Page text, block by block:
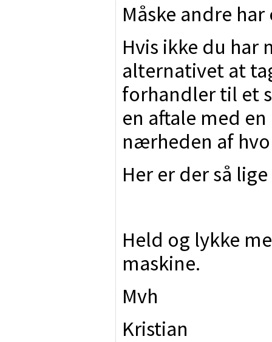
Måske andre
Hvis ikke du har
alternativet at
forhandler til et
en aftale med
nærheden af
Her er der så
Held og lykke
maskine.
Mvh
Kristian